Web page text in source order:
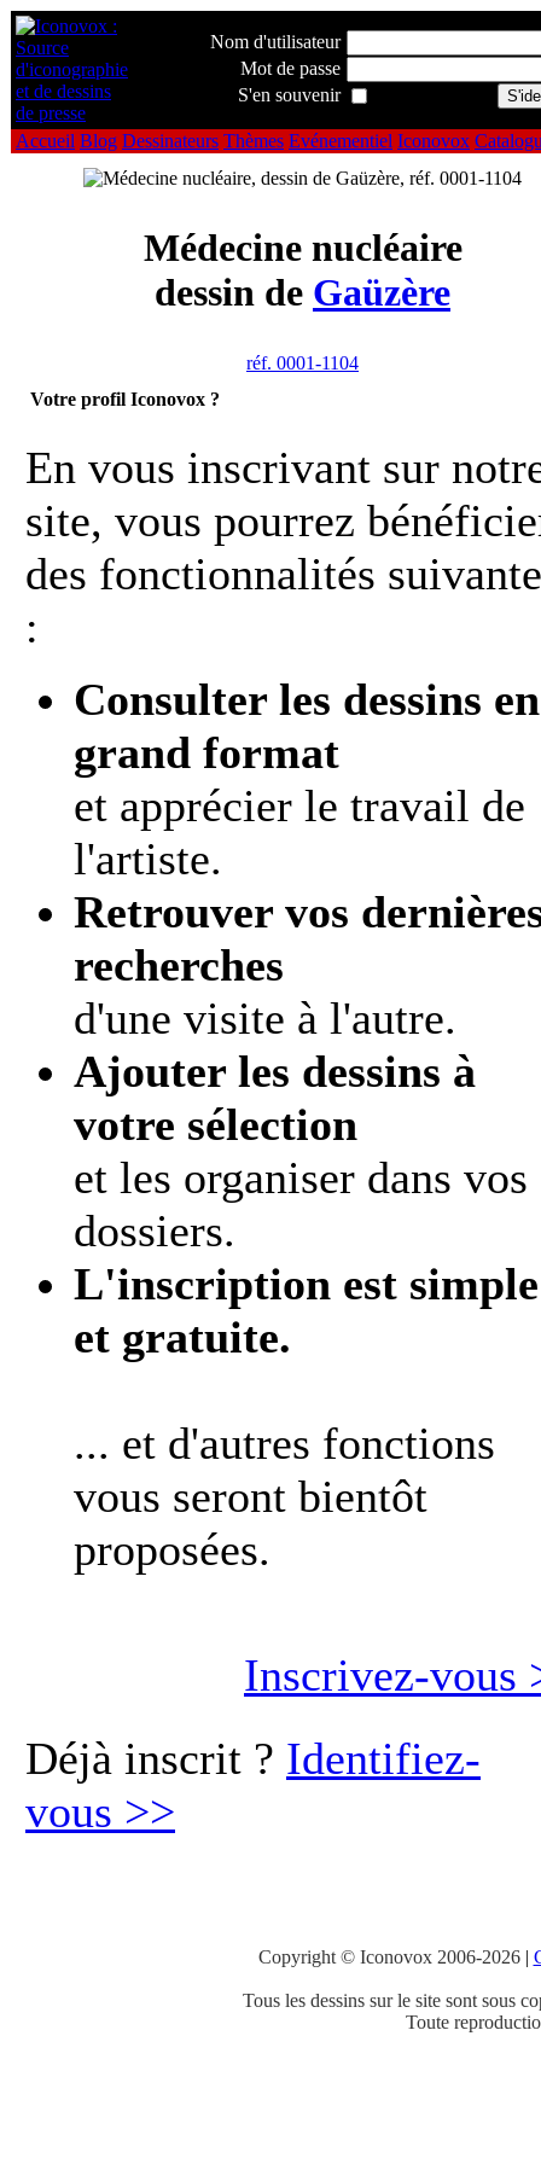
Nom d'utilisateur
Mot de passe
S'en souvenir
Accueil Blog Dessinateurs Thèmes Evénementiel Iconovox
Médecine nucléaire
dessin de Gaüzère
réf. 0001-1104
Votre profil Iconovox ?
En vous inscrivant sur
site, vous pourrez
des fonctionnalités
:
Consulter les dessins en
grand format
et apprécier le travail de
l'artiste.
Retrouver vos
recherches
d'une visite à l'autre.
Ajouter les dessins à
votre sélection
et les organiser dans vos
dossiers.
L'inscription est simple
et gratuite.
... et d'autres fonctions
vous seront bientôt
proposées.
Inscrivez-vous
Déjà inscrit ? Identifiez-
vous >>
Copyright © Iconovox 2006-2026|
Tous les dessins sur le site sont sous
Toute